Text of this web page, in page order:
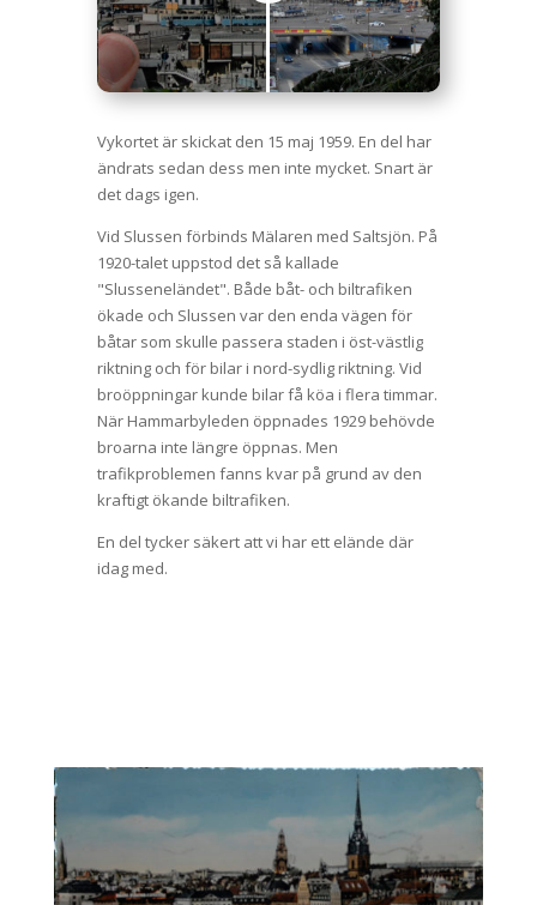
Vykortet är skickat den 15 maj 1959. En del har
ändrats sedan dess men inte mycket. Snart är
det dags igen.
Vid Slussen förbinds Mälaren med Saltsjön. På
1920-talet uppstod det så kallade
"Slusseneländet". Både båt- och biltrafiken
ökade och Slussen var den enda vägen för
båtar som skulle passera staden i öst-västlig
riktning och för bilar i nord-sydlig riktning. Vid
broöppningar kunde bilar få köa i flera timmar.
När Hammarbyleden öppnades 1929 behövde
broarna inte längre öppnas. Men
trafikproblemen fanns kvar på grund av den
kraftigt ökande biltrafiken.
En del tycker säkert att vi har ett elände där
idag med.